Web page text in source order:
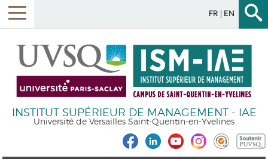
FR EN
INSTITUT SUPÉRIEUR DE MANAGEMENT - IAE
Université de Versailles Saint-Quentin-en-Yvelines